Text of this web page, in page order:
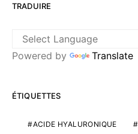
TRADUIRE
Powered by Translate
ÉTIQUETTES
ACIDE HYALURONIQUE